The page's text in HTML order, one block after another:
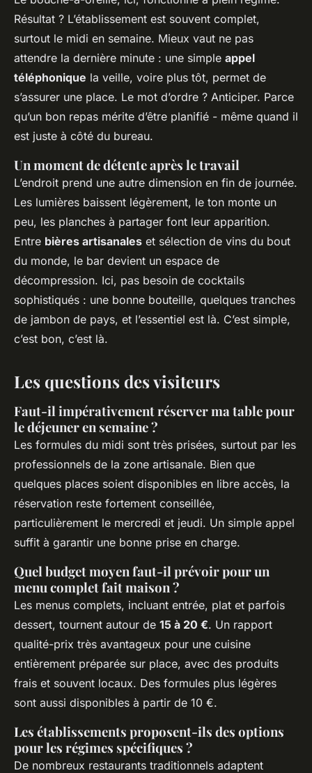
Résultat ? L’établissement est souvent complet,
surtout le midi en semaine. Mieux vaut ne pas
attendre la dernière minute : une simple appel
téléphonique la veille, voire plus tôt, permet de
s’assurer une place. Le mot d’ordre ? Anticiper. Parce
qu’un bon repas mérite d’être planifié - même quand il
est juste à côté du bureau.
Un moment de détente après le travail
L’endroit prend une autre dimension en fin de journée.
Les lumières baissent légèrement, le ton monte un
peu, les planches à partager font leur apparition.
Entre bières artisanales et sélection de vins du bout
du monde, le bar devient un espace de
décompression. Ici, pas besoin de cocktails
sophistiqués : une bonne bouteille, quelques tranches
de jambon de pays, et l’essentiel est là. C’est simple,
c’est bon, c’est là.
Les questions des visiteurs
Faut-il impérativement réserver ma table pour
le déjeuner en semaine ?
Les formules du midi sont très prisées, surtout par les
professionnels de la zone artisanale. Bien que
quelques places soient disponibles en libre accès, la
réservation reste fortement conseillée,
particulièrement le mercredi et jeudi. Un simple appel
suffit à garantir une bonne prise en charge.
Quel budget moyen faut-il prévoir pour un
menu complet fait maison ?
Les menus complets, incluant entrée, plat et parfois
dessert, tournent autour de 15 à 20 €. Un rapport
qualité-prix très avantageux pour une cuisine
entièrement préparée sur place, avec des produits
frais et souvent locaux. Des formules plus légères
sont aussi disponibles à partir de 10 €.
Les établissements proposent-ils des options
pour les régimes spécifiques ?
De nombreux restaurants traditionnels adaptent